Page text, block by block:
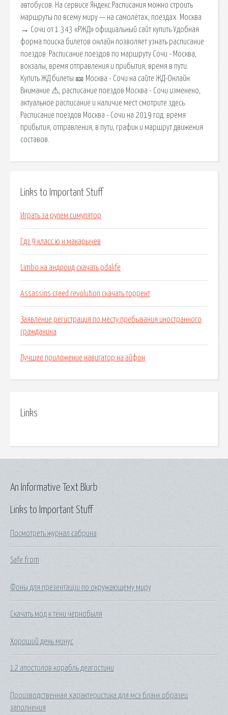
автобусов. На сервисе Яндекс.Расписания можно строить
маршруты по всему миру — на самолётах, поездах. Москва
→ Сочи от 1 343 «РЖД» официальный сайт купить Удобная
форма поиска билетов онлайн позволяет узнать расписание
поездов. Расписание поездов по маршруту Сочи - Москва,
вокзалы, время отправления и прибытия, время в пути.
Купить ЖД билеты 🎫 Москва - Сочи на сайте ЖД-Онлайн.
Внимание ⚠, расписание поездов Москва - Сочи изменено,
актуальное расписание и наличие мест смотрите здесь.
Расписание поездов Москва - Сочи на 2019 год: время
прибытия, отправления, в пути, график и маршрут движения
составов.
Links to Important Stuff
Играть за рулем симулятор
Гдз 9 класс ю н макарычев
Limbo на андроид скачать pdalife
Assassins creed revolution скачать торрент
Заявление регистрация по месту пребывания иностранного
гражданина
Лучшее приложение навигатор на айфон
Links
Links to Important Stuff
Посмотреть журнал сабрина
Safe from
Фоны для презентации по окружающему миру
Скачать мод к тени чернобыля
Хороший день минус
12 апостолов корабль деагостини
Производственная характеристика для мсэ бланк образец
заполнения
An Informative Text Blurb